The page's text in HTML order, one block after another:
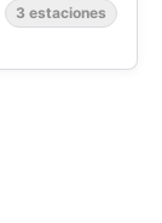
3 estaciones